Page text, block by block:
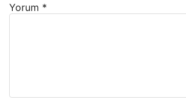
Yorum *